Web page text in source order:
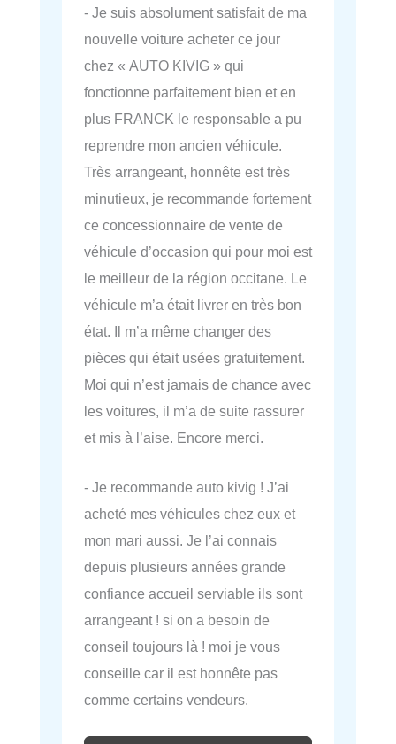
- Je suis absolument satisfait de ma
nouvelle voiture acheter ce jour
chez « AUTO KIVIG » qui
fonctionne parfaitement bien et en
plus FRANCK le responsable a pu
reprendre mon ancien véhicule.
Très arrangeant, honnête est très
minutieux, je recommande fortement
ce concessionnaire de vente de
véhicule d’occasion qui pour moi est
le meilleur de la région occitane. Le
véhicule m’a était livrer en très bon
état. Il m’a même changer des
pièces qui était usées gratuitement.
Moi qui n’est jamais de chance avec
les voitures, il m’a de suite rassurer
et mis à l’aise. Encore merci.
- Je recommande auto kivig ! J’ai
acheté mes véhicules chez eux et
mon mari aussi. Je l’ai connais
depuis plusieurs années grande
confiance accueil serviable ils sont
arrangeant ! si on a besoin de
conseil toujours là ! moi je vous
conseille car il est honnête pas
comme certains vendeurs.